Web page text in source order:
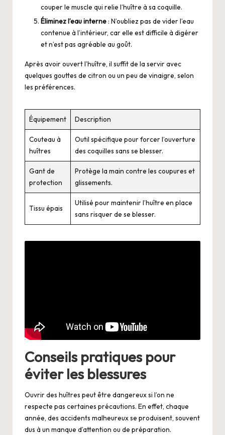
couper le muscle qui relie l’huître à sa coquille.
Éliminez l’eau interne: N’oubliez pas de vider l’eau
contenue à l’intérieur, car elle est difficile à digérer
et n’est pas agréable au goût.
Après avoir ouvert l’huître, il suffit de la servir avec
quelques gouttes de citron ou un peu de vinaigre, selon
les préférences.
Équipement Description
Couteau à
huîtres
Outil spécifique pour forcer l’ouverture
des coquilles sans se blesser.
Gant de
protection
Protège la main contre les coupures et
glissements.
Tissu épais
Utilisé pour maintenir l’huître en place
sans risquer de se blesser.
Conseils pratiques pour
éviter les blessures
Ouvrir des huîtres peut être dangereux si l’on ne
respecte pas certaines précautions. En effet, chaque
année, des accidents malheureux se produisent, souvent
dus à un manque d’attention ou de préparation.